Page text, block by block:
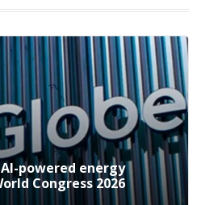
powered energy
Congress 2026